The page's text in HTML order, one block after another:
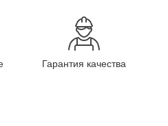
Гарантия качества